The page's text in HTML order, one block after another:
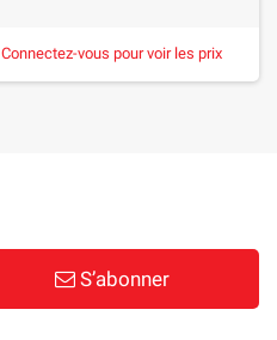
Connectez-vous pour voir les prix
S’abonner